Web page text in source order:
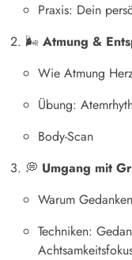
Praxis: Dein
🌬 Atmung &
Wie Atmung
Übung:
Body-Scan
💭 Umgang mit
Warum
Techniken: